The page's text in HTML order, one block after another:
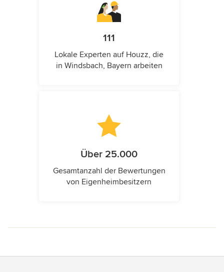
111
Lokale Experten auf Houzz, die
in Windsbach, Bayern arbeiten
Über 25.000
Gesamtanzahl der Bewertungen
von Eigenheimbesitzern